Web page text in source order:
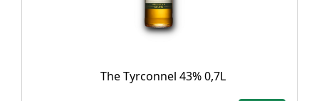
The Tyrconnel 43% 0,7L